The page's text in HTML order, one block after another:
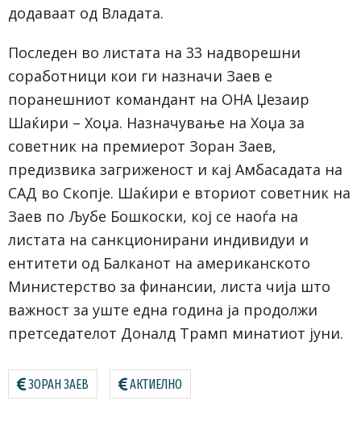
додаваат од Владата.
Последен во листата на 33 надворешни
соработници кои ги назначи Заев е
поранешниот командант на ОНА Џезаир
Шаќири – Хоџа. Назначување на Хоџа за
советник на премиерот Зоран Заев,
предизвика загриженост и кај Амбасадата на
САД во Скопје. Шаќири е вториот советник на
Заев по Љубе Бошкоски, кој се наоѓа на
листата на санкционирани индивидуи и
ентитети од Балканот на американското
Министерство за финансии, листа чија што
важност за уште една година ја продолжи
претседателот Доналд Трамп минатиот јуни.
ЗОРАН ЗАЕВ АКТИЕЛНО